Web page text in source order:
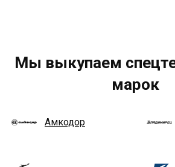
Мы выкупаем
марок
Амкодор